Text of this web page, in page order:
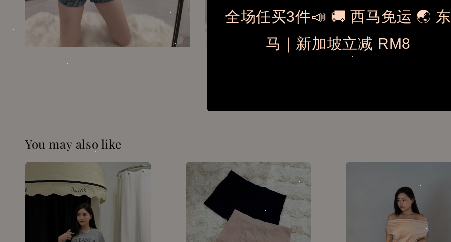
全场任买3件📣 🚚 西马免运 🌏 东
马｜新加坡立减 RM8
You may also like